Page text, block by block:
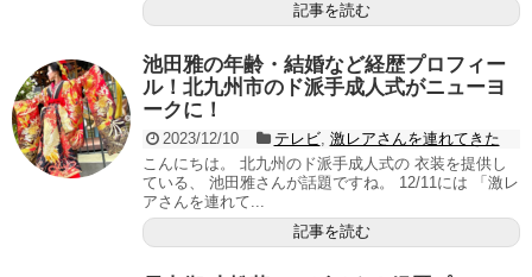
記事を読む
池田雅の年齢・結婚など経歴プロフィー
ル！北九州市のド派手成人式がニューヨ
ークに！
2023/12/10 テレビ, 激レアさんを連れてきた
こんにちは。 北九州のド派手成人式の 衣装を提供し
ている、 池田雅さんが話題ですね。 12/11には 「激レ
アさんを連れて...
記事を読む